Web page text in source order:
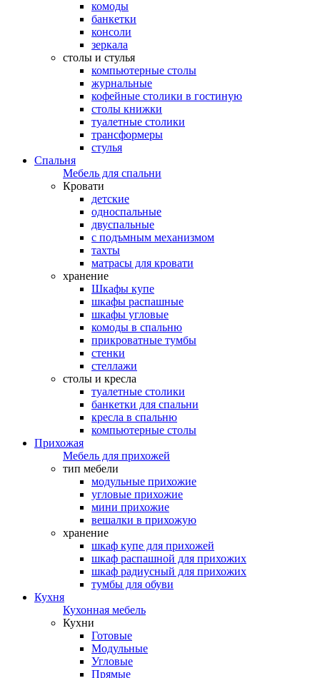
комоды
банкетки
консоли
зеркала
столы и стулья
компьютерные столы
журнальные
кофейные столики в гостиную
столы книжки
туалетные столики
трансформеры
стулья
Спальня
Мебель для спальни
Кровати
детские
односпальные
двуспальные
с подъмным механизмом
тахты
матрасы для кровати
хранение
Шкафы купе
шкафы распашные
шкафы угловые
комоды в спальню
прикроватные тумбы
стенки
стеллажи
столы и кресла
туалетные столики
банкетки для спальни
кресла в спальню
компьютерные столы
Прихожая
Мебель для прихожей
тип мебели
модульные прихожие
угловые прихожие
мини прихожие
вешалки в прихожую
хранение
шкаф купе для прихожей
шкаф распашной для прихожих
шкаф радиусный для прихожих
тумбы для обуви
Кухня
Кухонная мебель
Кухни
Готовые
Модульные
Угловые
Прямые